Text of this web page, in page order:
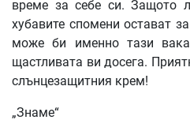
време за себе си. Защото
хубавите спомени остават
може би именно тази
щастливата ви досега.
слънцезащитния крем!
„Знаме“